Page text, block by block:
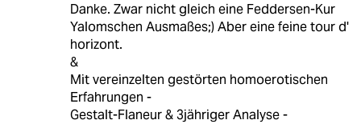
Danke. Zwar nicht gleich eine Feddersen-Kur
Yalomschen Ausmaßes;) Aber eine feine tour d'
horizont.
&
Mit vereinzelten gestörten homoerotischen
Erfahrungen -
Gestalt-Flaneur & 3jähriger Analyse -